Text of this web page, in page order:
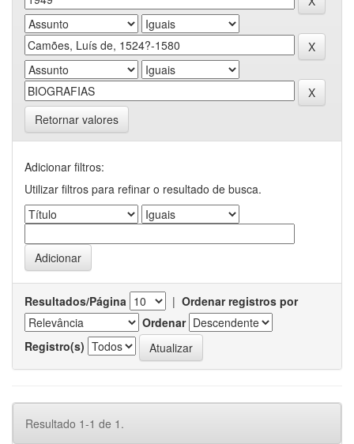
Retornar valores
Adicionar filtros:
Utilizar filtros para refinar o resultado de busca.
Resultados/Página | Ordenar registros por
Ordenar
Registro(s)
Resultado 1-1 de 1.